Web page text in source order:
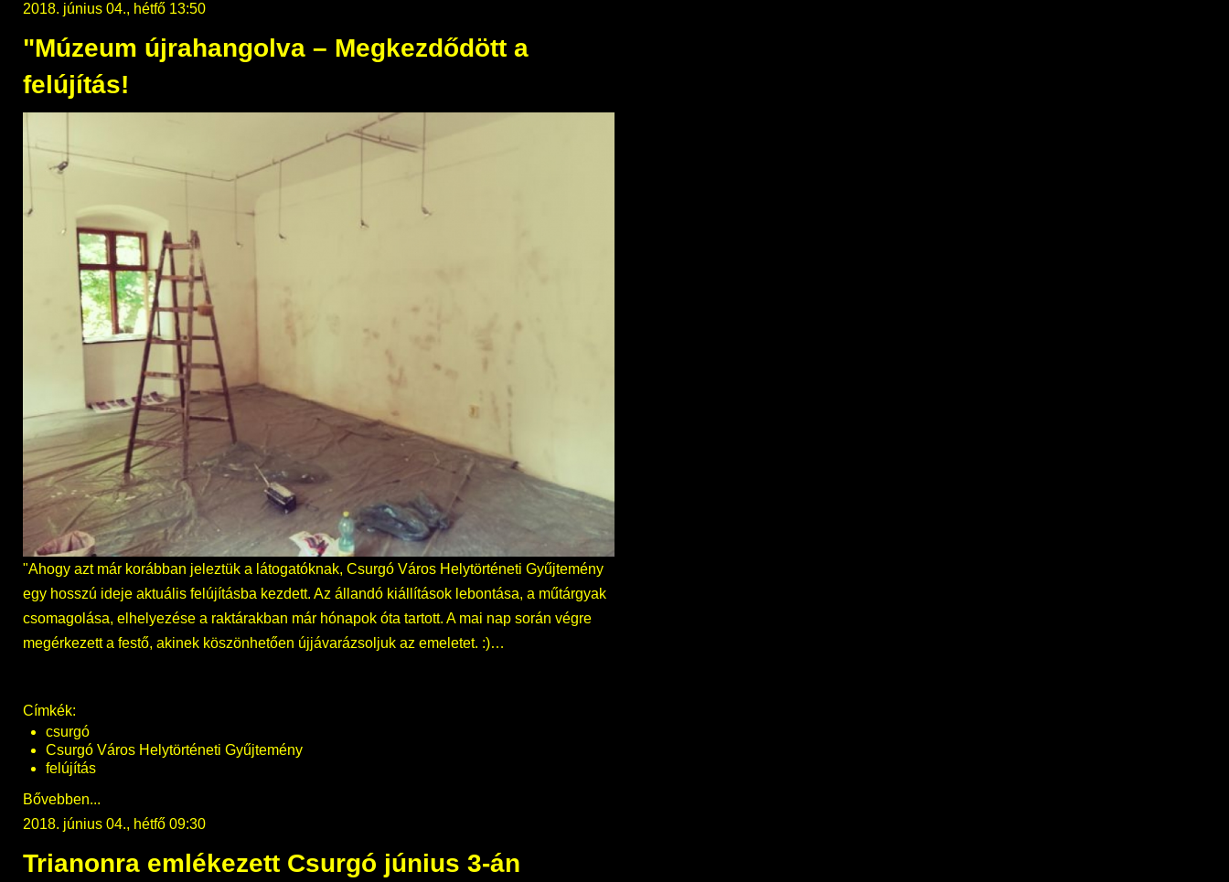
2018. június 04., hétfő 13:50
"Múzeum újrahangolva – Megkezdődött a
felújítás!
"Ahogy azt már korábban jeleztük a látogatóknak, Csurgó Város Helytörténeti Gyűjtemény
egy hosszú ideje aktuális felújításba kezdett. Az állandó kiállítások lebontása, a műtárgyak
csomagolása, elhelyezése a raktárakban már hónapok óta tartott. A mai nap során végre
megérkezett a festő, akinek köszönhetően újjávarázsoljuk az emeletet. :)…
Címkék:
csurgó
Csurgó Város Helytörténeti Gyűjtemény
felújítás
Bővebben...
2018. június 04., hétfő 09:30
Trianonra emlékezett Csurgó június 3-án